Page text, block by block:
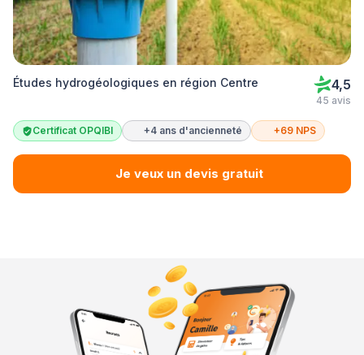
Études hydrogéologiques en région Centre 4,5
45 avis
Certificat OPQIBI +4 ans d'ancienneté +69 NPS
Je veux un devis gratuit